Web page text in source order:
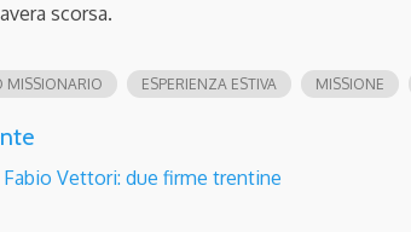
scorsa.
MISSIONARIO ESPERIENZA ESTIVA MISSIONE
Fabio Vettori: due firme trentine